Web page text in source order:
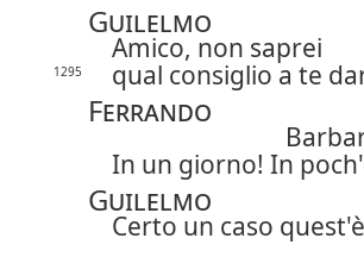
Guilelmo
Amico, non saprei
1295 qual consiglio a te
Ferrando
In un giorno! In
Guilelmo
Certo un caso